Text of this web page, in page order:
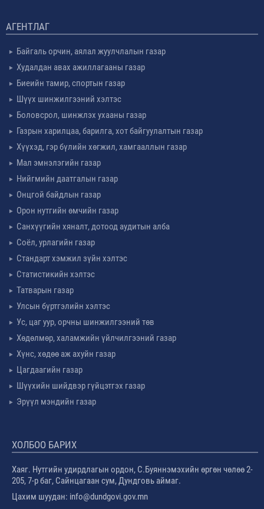
АГЕНТЛАГ
Байгаль орчин, аялал жуулчлалын газар
Худалдан авах ажиллагааны газар
Биеийн тамир, спортын газар
Шүүх шинжилгээний хэлтэс
Боловсрол, шинжлэх ухааны газар
Газрын харилцаа, барилга, хот байгуулалтын газар
Хүүхэд, гэр бүлийн хөгжил, хамгааллын газар
Мал эмнэлэгийн газар
Нийгмийн даатгалын газар
Онцгой байдлын газар
Орон нутгийн өмчийн газар
Санхүүгийн хяналт, дотоод аудитын алба
Соёл, урлагийн газар
Стандарт хэмжил зүйн хэлтэс
Статистикийн хэлтэс
Татварын газар
Улсын бүртгэлийн хэлтэс
Ус, цаг уур, орчны шинжилгээний төв
Хөдөлмөр, халамжийн үйлчилгээний газар
Хүнс, хөдөө аж ахуйн газар
Цагдаагийн газар
Шүүхийн шийдвэр гүйцэтгэх газар
Эрүүл мэндийн газар
ХОЛБОО БАРИХ
Хаяг. Нутгийн удирдлагын ордон, С.Буяннэмэхийн өргөн чөлөө 2-
205, 7-р баг, Сайнцагаан сум, Дундговь аймаг.
Цахим шуудан: info@dundgovi.gov.mn